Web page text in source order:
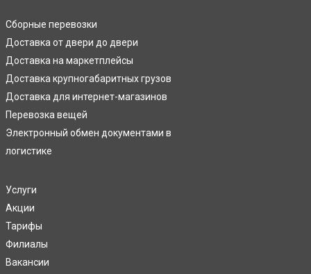
Сборные перевозки
Доставка от двери до двери
Доставка на маркетплейсы
Доставка крупногабаритных грузов
Доставка для интернет-магазинов
Перевозка вещей
Электронный обмен документами в
логистике
Услуги
Акции
Тарифы
Филиалы
Вакансии